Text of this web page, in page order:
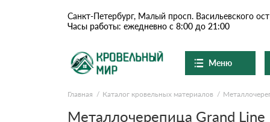
Санкт-Петербург, Малый просп. Васильевского
Часы работы: ежедневно с 8:00 до 21:00
Меню
Ондулин и шифер
Главная Каталог кровельных материалов
Металлочерепица Grand